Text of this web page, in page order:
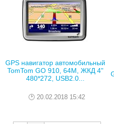
GPS навигатор автомобильный
TomTom GO 910, 64M, ЖКД 4"
480*272, USB2.0...
20.02.2018 15:42